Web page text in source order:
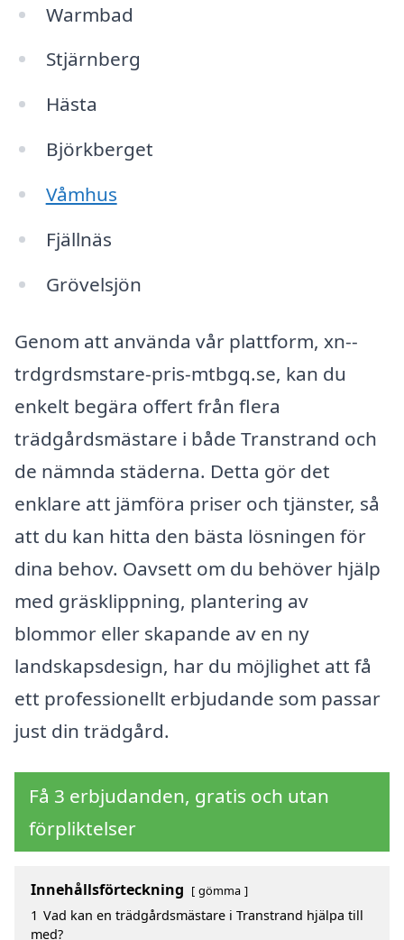
Warmbad
Stjärnberg
Hästa
Björkberget
Våmhus
Fjällnäs
Grövelsjön
Genom att använda vår plattform, xn--
trdgrdsmstare-pris-mtbgq.se, kan du
enkelt begära offert från flera
trädgårdsmästare i både Transtrand och
de nämnda städerna. Detta gör det
enklare att jämföra priser och tjänster, så
att du kan hitta den bästa lösningen för
dina behov. Oavsett om du behöver hjälp
med gräsklippning, plantering av
blommor eller skapande av en ny
landskapsdesign, har du möjlighet att få
ett professionellt erbjudande som passar
just din trädgård.
Få 3 erbjudanden, gratis och utan
förpliktelser
Innehållsförteckning gömma
1 Vad kan en trädgårdsmästare i Transtrand hjälpa till
med?